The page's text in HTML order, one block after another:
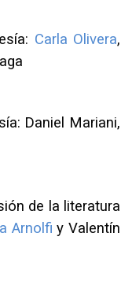
Carla Olivera,
Daniel Mariani,
de la literatura
Arnolfi y Valentín